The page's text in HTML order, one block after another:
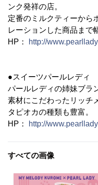
ンク発祥の店。
定番のミルクティーから
レーションした商品まで
HP：
http://
●スイーツパールレディ
パールレディの姉妹ブラ
素材にこだわったリッチ
タピオカの種類も豊富。
HP：
http://
すべての画像